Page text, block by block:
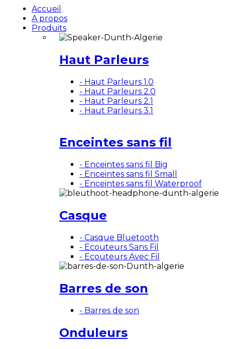
Accueil
A propos
Produits
Haut Parleurs
- Haut Parleurs 1.0
- Haut Parleurs 2.0
- Haut Parleurs 2.1
- Haut Parleurs 3.1
Enceintes sans fil
- Enceintes sans fil Big
- Enceintes sans fil Small
- Enceintes sans fil Waterproof
Casque
- Casque Bluetooth
- Ecouteurs Sans Fil
- Ecouteurs Avec Fil
Barres de son
- Barres de son
Onduleurs